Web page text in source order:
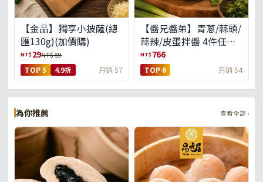
【金品】獨享小披薩(總
匯130g)(加價購)
NT$ 29NT$ 59
TOP 5 4.9折 月銷 57
【醬兄醬弟】青蔥/蒜頭/
蒜辣/皮蛋拌醬 4件任選
(免運組)
NT$ 766
TOP 6 月銷 54
為你推薦 查看全部 ›